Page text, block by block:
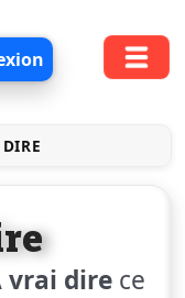
vrai dire ce